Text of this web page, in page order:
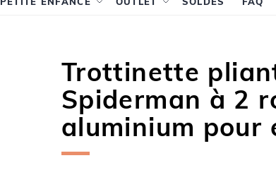
Trottinette
Spiderman à 2
aluminium pour